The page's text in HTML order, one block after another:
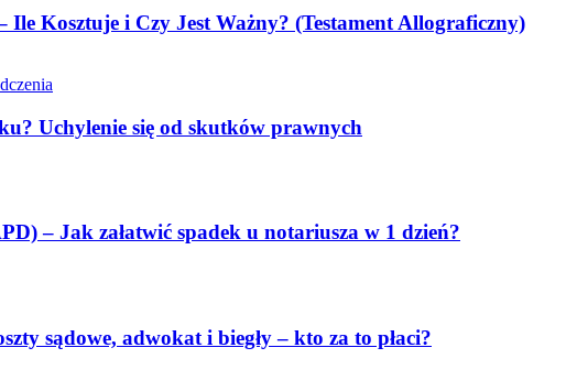
Kosztuje i Czy Jest Ważny? (Testament Allograficzny)
Uchylenie się od skutków prawnych
– Jak załatwić spadek u notariusza w 1 dzień?
sądowe, adwokat i biegły – kto za to płaci?